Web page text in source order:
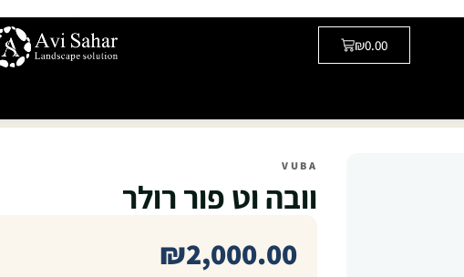
₪0.00
₪0.00
VUBA
וובה וט פור רולר
₪2,000.00